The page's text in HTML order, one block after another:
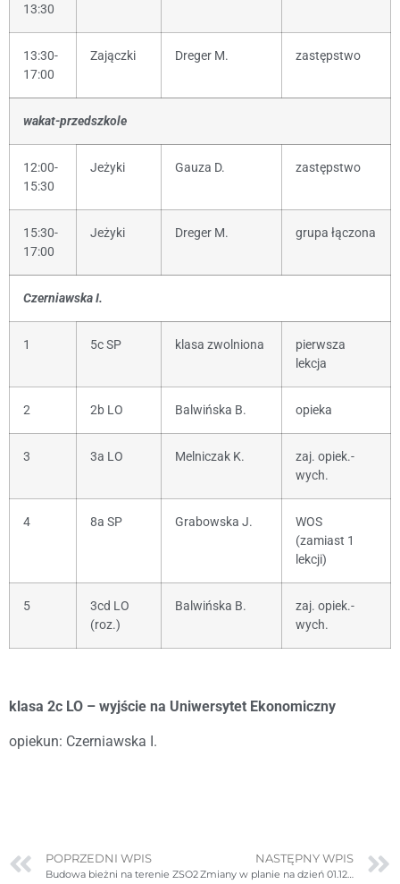
13:30
13:30-
17:00
Zajączki Dreger M. zastępstwo
wakat-przedszkole
12:00-
15:30
Jeżyki Gauza D. zastępstwo
15:30-
17:00
Jeżyki Dreger M. grupa łączona
Czerniawska I.
1 5c SP klasa zwolniona
pierwsza
lekcja
2 2b LO Balwińska B. opieka
3 3a LO Melniczak K.
zaj. opiek.-
wych.
4 8a SP Grabowska J.
WOS
(zamiast 1
lekcji)
5
3cd LO
(roz.)
Balwińska B.
zaj. opiek.-
wych.
klasa 2c LO – wyjście na Uniwersytet Ekonomiczny
opiekun: Czerniawska I.
POPRZEDNI WPIS
Budowa bieżni na terenie ZSO2
NASTĘPNY WPIS
Zmiany w planie na dzień 01.12.2022r. czwartek – poprawione